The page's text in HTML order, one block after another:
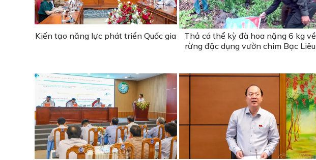
Kiến tạo năng lực phát triển Quốc gia
Thả cá thể kỳ đà hoa nặng 6 kg về
rừng đặc dụng vườn chim Bạc Liêu